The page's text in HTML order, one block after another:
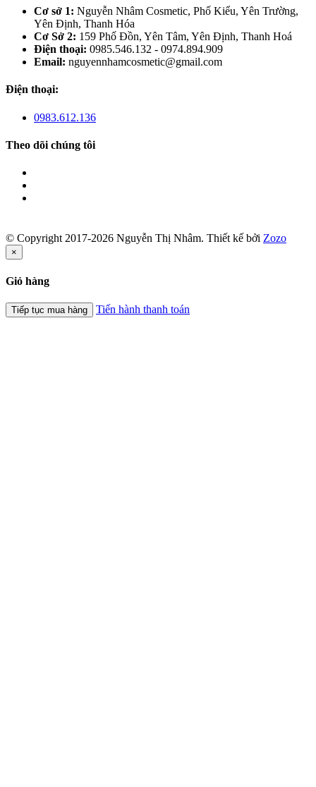
Cơ sở 1: Nguyễn Nhâm Cosmetic, Phố Kiểu, Yên Trường,
Yên Định, Thanh Hóa
Cơ Sở 2: 159 Phố Đồn, Yên Tâm, Yên Định, Thanh Hoá
Điện thoại: 0985.546.132 - 0974.894.909
Email: nguyennhamcosmetic@gmail.com
Điện thoại:
0983.612.136
Theo dõi chúng tôi
© Copyright 2017-2026 Nguyễn Thị Nhâm. Thiết kế bởi Zozo
×
Giỏ hàng
Tiếp tục mua hàng Tiến hành thanh toán